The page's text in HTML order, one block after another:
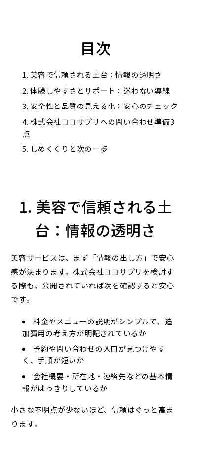
目次
美容で信頼される土台：情報の透明さ
体験しやすさとサポート：迷わない導線
安全性と品質の見える化：安心のチェック
株式会社ココサプリへの問い合わせ準備3
点
しめくくりと次の一歩
1. 美容で信頼される土
台：情報の透明さ
美容サービスは、まず「情報の出し方」で安心
感が決まります。株式会社ココサプリ を検討す
る際も、公開されていれば次を確認すると安心
です。
料金やメニューの説明がシンプルで、追
加費用の考え方が明記されているか
予約や問い合わせの入口が見つけやす
く、手順が短いか
会社概要・所在地・連絡先などの基本情
報がはっきりしているか
小さな不明点が少ないほど、信頼はぐっと高ま
ります。